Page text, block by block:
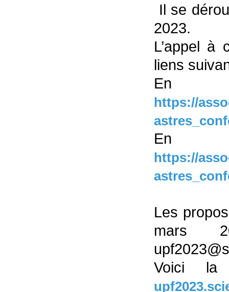
Il se
2023.
L’appel à
liens
https://
https://
Les
mars
Voici